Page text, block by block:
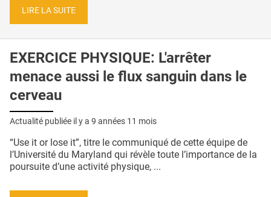
LIRE LA SUITE
EXERCICE PHYSIQUE: L'arrêter
menace aussi le flux sanguin dans le
cerveau
Actualité publiée il y a 9 années 11 mois
“Use it or lose it”, titre le communiqué de cette équipe de
l’Université du Maryland qui révèle toute l’importance de la
poursuite d’une activité physique, ...